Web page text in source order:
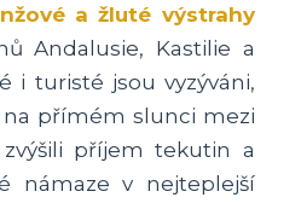
a žluté výstrahy
Andalusie, Kastilie a
i turisté jsou vyzýváni,
přímém slunci mezi
zvýšili příjem tekutin a
námaze v nejteplejší